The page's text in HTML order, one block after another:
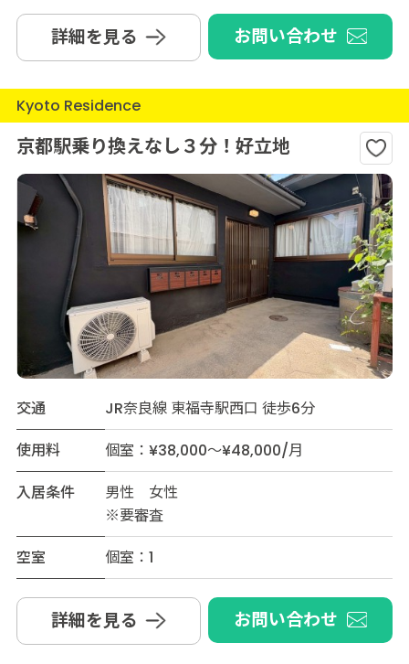
詳細を見る お問い合わせ
Kyoto Residence
京都駅乗り換えなし３分！好立地
交通
JR奈良線 東福寺駅西口 徒歩6分
使用料
個室：¥38,000～¥48,000/月
入居条件
男性 女性
※要審査
空室
個室：1
詳細を見る お問い合わせ